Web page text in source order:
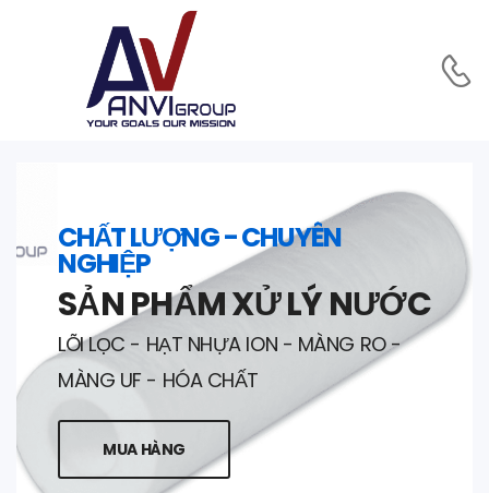
CHẤT LƯỢNG - CHUYÊN
NGHIỆP
SẢN PHẨM XỬ LÝ NƯỚC
LÕI LỌC - HẠT NHỰA ION - MÀNG RO -
MÀNG UF - HÓA CHẤT
MUA HÀNG